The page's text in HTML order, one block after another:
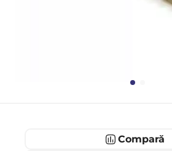
Compară